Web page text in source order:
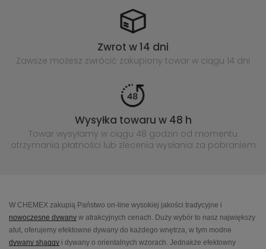
Zwrot w 14 dni
Zawsze możesz zwrócić zakupiony towar w ciągu 14 dni
Wysyłka towaru w 48 h
Towar wysyłamy w ciągu 48 godzin od momentu
otrzymania płatności lub zlecenia wysłania za pobraniem
W CHEMEX zakupią Państwo on-line wysokiej jakości tradycyjne i
nowoczesne dywany w atrakcyjnych cenach. Duży wybór to nasz największy
atut, oferujemy efektowne dywany do każdego wnętrza, w tym modne
dywany shaggy i dywany o orientalnych wzorach. Jednakże efektowny